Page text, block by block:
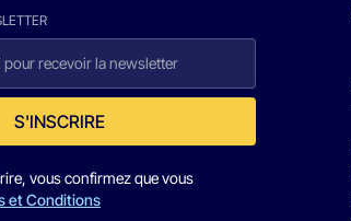
S'INSCRIRE
vous confirmez que vous
et Conditions